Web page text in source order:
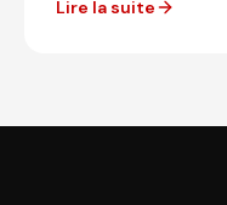
Lire la suite